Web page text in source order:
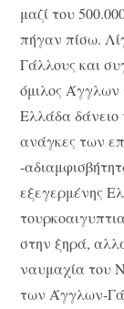
μαζί του
πήγαν πίσω.
Γάλλους και
όμιλος Άγγλων
Ελλάδα δάνειο
ανάγκες των
-
εξεγερμένης
στην ξηρά,
ναυμαχία του
των Άγγλων-